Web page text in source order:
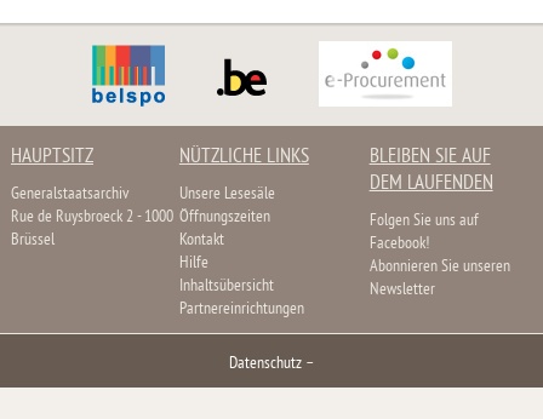
HAUPTSITZ
Generalstaatsarchiv
Rue de Ruysbroeck 2 - 1000
Brüssel
NÜTZLICHE LINKS
Unsere Lesesäle
Öffnungszeiten
Kontakt
Hilfe
Inhaltsübersicht
Partnereinrichtungen
BLEIBEN SIE AUF
DEM LAUFENDEN
Folgen Sie uns auf
Facebook!
Abonnieren Sie unseren
Newsletter
Datenschutz –